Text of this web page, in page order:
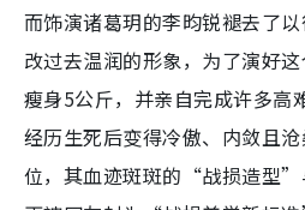
而饰演诸葛玥的李昀锐褪去了
改过去温润的形象，为了演好
瘦身5公斤，并亲自完成许多高
经历生死后变得冷傲、内敛且
位，其血迹斑斑的“战损造型”